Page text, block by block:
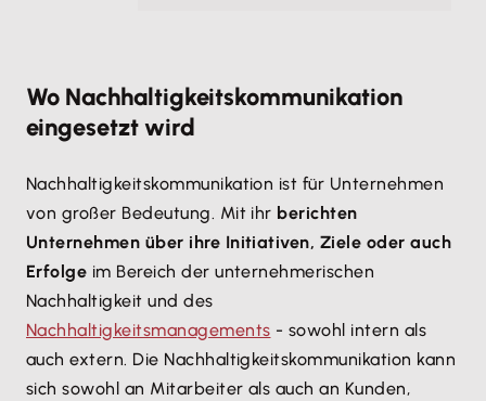
Wo Nachhaltigkeitskommunikation
eingesetzt wird
Nachhaltigkeitskommunikation ist für Unternehmen
von großer Bedeutung. Mit ihr berichten
Unternehmen über ihre Initiativen, Ziele oder auch
Erfolge im Bereich der unternehmerischen
Nachhaltigkeit und des
Nachhaltigkeitsmanagements - sowohl intern als
auch extern. Die Nachhaltigkeitskommunikation kann
sich sowohl an Mitarbeiter als auch an Kunden,